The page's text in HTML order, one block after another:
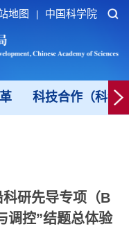
地图 中国科学院
科技合作（科创
研先导专项（B
调控”结题总体验